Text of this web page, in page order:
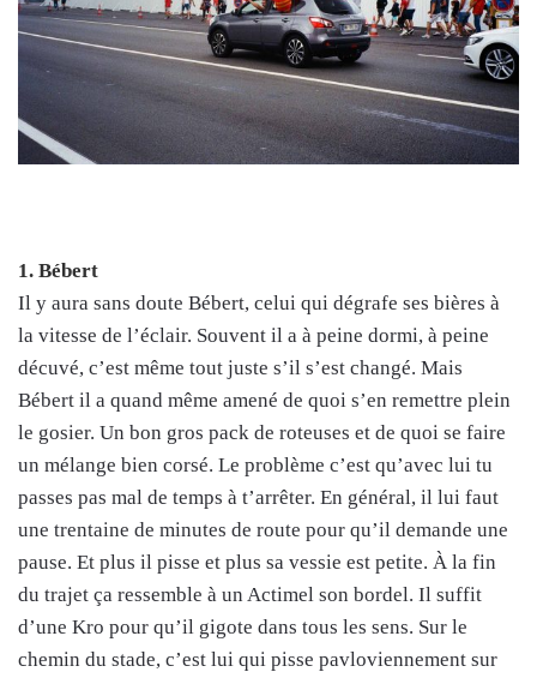
1. Bébert
Il y aura sans doute Bébert, celui qui dégrafe ses bières à
la vitesse de l’éclair. Souvent il a à peine dormi, à peine
décuvé, c’est même tout juste s’il s’est changé. Mais
Bébert il a quand même amené de quoi s’en remettre plein
le gosier. Un bon gros pack de roteuses et de quoi se faire
un mélange bien corsé. Le problème c’est qu’avec lui tu
passes pas mal de temps à t’arrêter. En général, il lui faut
une trentaine de minutes de route pour qu’il demande une
pause. Et plus il pisse et plus sa vessie est petite. À la fin
du trajet ça ressemble à un Actimel son bordel. Il suffit
d’une Kro pour qu’il gigote dans tous les sens. Sur le
chemin du stade, c’est lui qui pisse pavloviennement sur